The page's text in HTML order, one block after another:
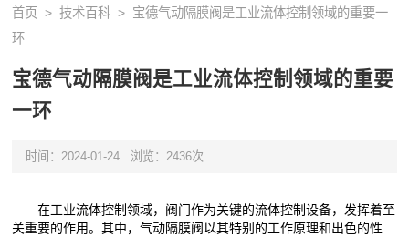
首页 >技术百科 > 宝德气动隔膜阀是工业流体控制领域的重要一
环
宝德气动隔膜阀是工业流体控制领域的重要
一环
时间：2024-01-24 浏览：2436次
在工业流体控制领域，阀门作为关键的流体控制设备，发挥着至
关重要的作用。其中，气动隔膜阀以其特别的工作原理和出色的性